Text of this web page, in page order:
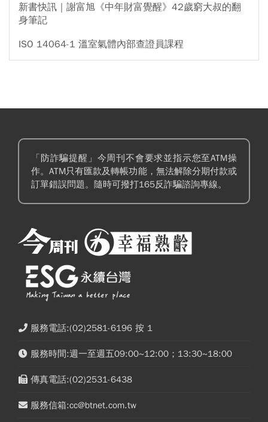
新書快訊｜謝富旭《中年財富覺醒》42歲窮大叔的翻
身筆記
ISO 14064-1 溫室氣體內部查證員課程
「防詐騙提醒」今周刊不會要求並指示您至ATM操
作。ATM只有匯款及轉帳功能，無法解除分期付款或
訂單錯誤問題。隨時可撥打165反詐騙諮詢專線。
服務電話:(02)2581-6196 按 1
服務時間:週一至週五09:00~12:00；13:30~18:00
傳真電話:(02)2531-6438
服務信箱:cc@btnet.com.tw